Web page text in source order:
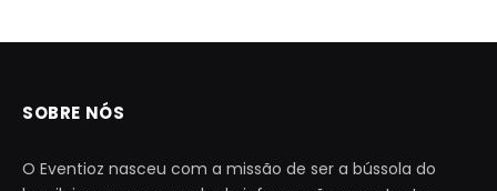
SOBRE NÓS
O Eventioz nasceu com a missão de ser a bússola do